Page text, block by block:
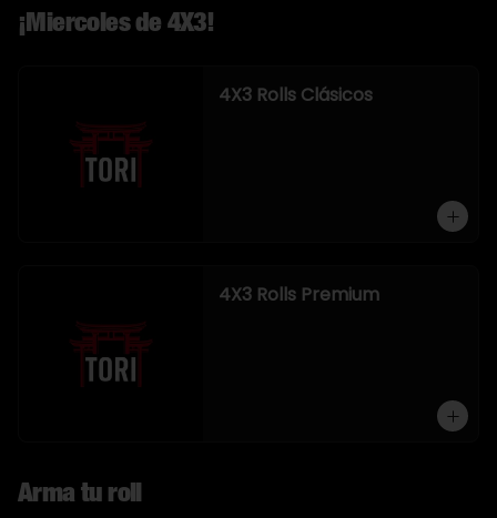
¡Miercoles de 4X3!
4X3 Rolls Clásicos
4X3 Rolls Premium
Arma tu roll